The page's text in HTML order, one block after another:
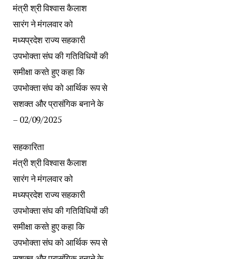
मंत्री श्री विश्वास कैलाश
सारंग ने मंगलवार को
मध्यप्रदेश राज्य सहकारी
उपभोक्ता संघ की गतिविधियों की
समीक्षा करते हुए कहा कि
उपभोक्ता संघ को आर्थिक रूप से
सशक्त और प्रासंगिक बनाने के
– 02/09/2025
सहकारिता
मंत्री श्री विश्वास कैलाश
सारंग ने मंगलवार को
मध्यप्रदेश राज्य सहकारी
उपभोक्ता संघ की गतिविधियों की
समीक्षा करते हुए कहा कि
उपभोक्ता संघ को आर्थिक रूप से